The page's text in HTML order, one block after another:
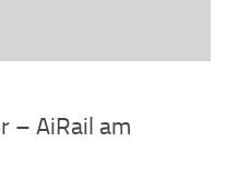
– AiRail am